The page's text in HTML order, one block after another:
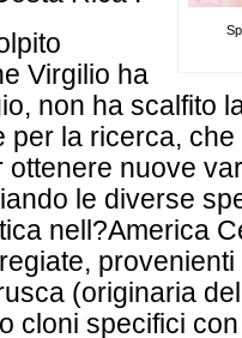
Virgilio ha
non ha scalfito
per la ricerca,
ottenere nuove
le diverse
nell?America
provenienti
(originaria
cloni specifici